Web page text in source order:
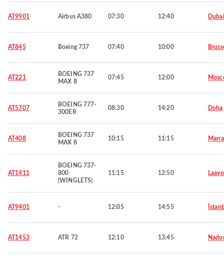
AT9901 Airbus A380 07:30 12:40 Dubai
AT845 Boeing 737 07:40 10:00
AT221
BOEING 737
MAX 8
07:45 12:00
AT5707
BOEING 777-
300ER
08:30 14:20 Doha
AT408
BOEING 737
MAX 8
10:15 11:15
AT1411
BOEING 737-
800
(WINGLETS)
11:15 12:50
AT9401 - 12:05 14:55
AT1453 ATR 72 12:10 13:45